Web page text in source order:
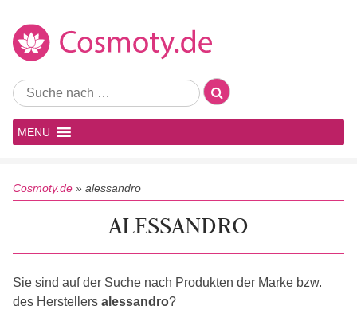
MENU
Cosmoty.de » alessandro
ALESSANDRO
Sie sind auf der Suche nach Produkten der Marke bzw.
des Herstellers alessandro?